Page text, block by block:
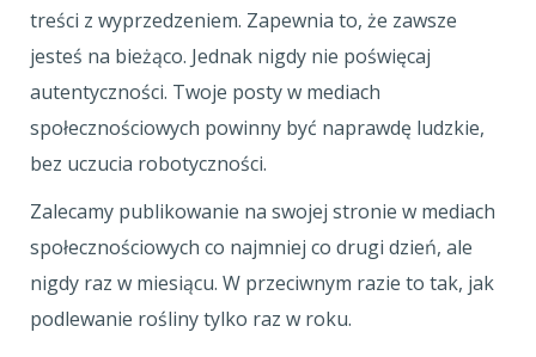
treści z wyprzedzeniem. Zapewnia to, że zawsze
jesteś na bieżąco. Jednak nigdy nie poświęcaj
autentyczności. Twoje posty w mediach
społecznościowych powinny być naprawdę ludzkie,
bez uczucia robotyczności.
Zalecamy publikowanie na swojej stronie w mediach
społecznościowych co najmniej co drugi dzień, ale
nigdy raz w miesiącu. W przeciwnym razie to tak, jak
podlewanie rośliny tylko raz w roku.